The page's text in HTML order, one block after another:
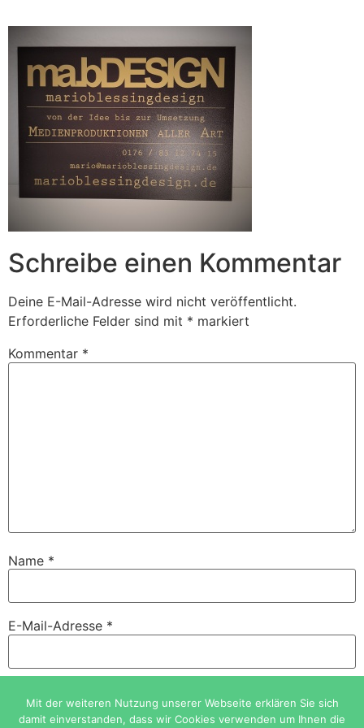
Inhalt
springen
Schreibe einen Kommentar
Deine E-Mail-Adresse wird nicht veröffentlicht.
Erforderliche Felder sind mit * markiert
Kommentar *
Name *
E-Mail-Adresse *
Mit der weiteren Nutzung unserer Webseite erklären Sie sich
damit einverstanden, dass wir Cookies verwenden um Ihnen die